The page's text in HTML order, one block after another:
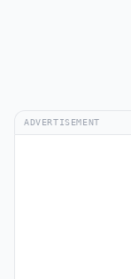
ADVERTISEMENT